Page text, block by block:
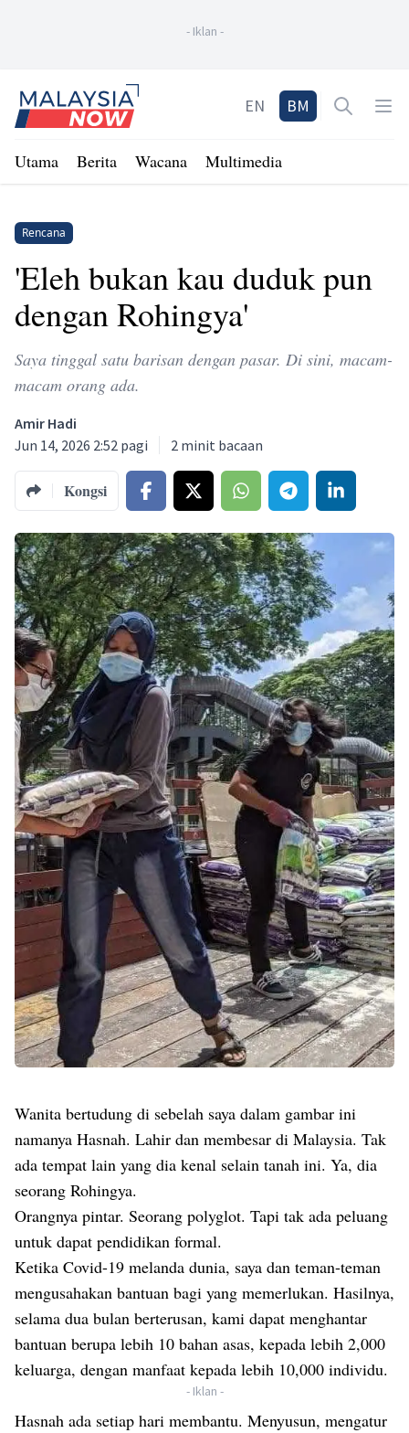
- Iklan -
Home
EN BM Open
Utama Berita Wacana Multimedia
Rencana
'Eleh bukan kau duduk pun
dengan Rohingya'
Saya tinggal satu barisan dengan pasar. Di sini, macam-
macam orang ada.
Amir Hadi
Jun 14, 2026 2:52 pagi
2 minit bacaan
Kongsi
Wanita bertudung di sebelah saya dalam gambar ini
namanya Hasnah. Lahir dan membesar di Malaysia. Tak
ada tempat lain yang dia kenal selain tanah ini. Ya, dia
seorang Rohingya.
Orangnya pintar. Seorang polyglot. Tapi tak ada peluang
untuk dapat pendidikan formal.
Ketika Covid-19 melanda dunia, saya dan teman-teman
mengusahakan bantuan bagi yang memerlukan. Hasilnya,
selama dua bulan berterusan, kami dapat menghantar
bantuan berupa lebih 10 bahan asas, kepada lebih 2,000
keluarga, dengan manfaat kepada lebih 10,000 individu.
- Iklan -
Hasnah ada setiap hari membantu. Menyusun, mengatur